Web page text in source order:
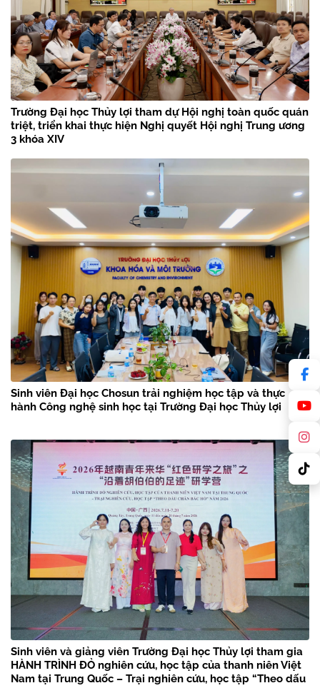
Trường Đại học Thủy lợi tham dự Hội nghị toàn quốc quán
triệt, triển khai thực hiện Nghị quyết Hội nghị Trung ương
3 khóa XIV
Sinh viên Đại học Chosun trải nghiệm học tập và thực
hành Công nghệ sinh học tại Trường Đại học Thủy lợi
Sinh viên và giảng viên Trường Đại học Thủy lợi tham gia
HÀNH TRÌNH ĐỎ nghiên cứu, học tập của thanh niên Việt
Nam tại Trung Quốc – Trại nghiên cứu, học tập “Theo dấu